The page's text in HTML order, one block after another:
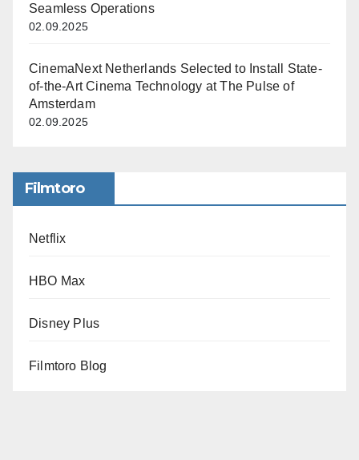
Seamless Operations
02.09.2025
CinemaNext Netherlands Selected to Install State-
of-the-Art Cinema Technology at The Pulse of
Amsterdam
02.09.2025
Filmtoro
Netflix
HBO Max
Disney Plus
Filmtoro Blog